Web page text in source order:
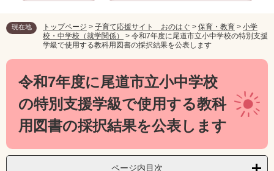
本 現在地 トップページ > 子育て応援サイト おのはぐ > 保育・教育 > 小学
校・中学校（就学関係）
> 令和7年度に尾道市立小中学校の特別支援
学級で使用する教科用図書の採択結果を公表します
本
令和7年度に尾道市立小中学校
の特別支援学級で使用する教科
用図書の採択結果を公表します
ページ内目次